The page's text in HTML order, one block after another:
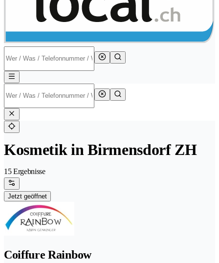
Kosmetik in Birmensdorf ZH
15 Ergebnisse
Jetzt geöffnet
Coiffure Rainbow